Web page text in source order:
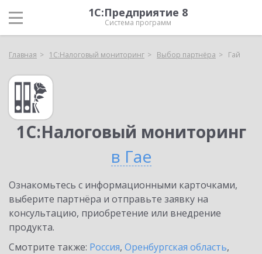
1С:Предприятие 8
Система программ
Главная 1С:Налоговый мониторинг Выбор партнёра Гай
1С:Налоговый мониторинг
в Гае
Ознакомьтесь с информационными карточками,
выберите партнёра и отправьте заявку на
консультацию, приобретение или внедрение
продукта.
Смотрите также: Россия, Оренбургская область,